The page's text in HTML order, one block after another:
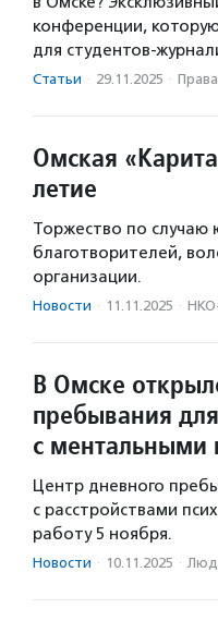
конференции,
для студентов-
Статьи · 29.11.2025 ·
Омская
летие
Торжество по
благотворителей,
организации.
Новости · 11.11.2025 ·
В Омске
пребывания
с
Центр дневного
с расстройствами
работу 5 ноября.
Новости · 10.11.2025 ·